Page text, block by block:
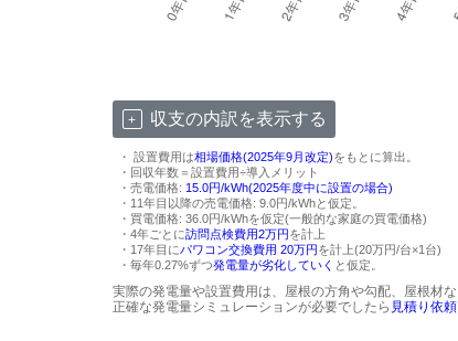
収支の内訳を表示する
・ 設置費用は相場価格(2025年9月改定)をもとに算出。
・回収年数＝設置費用÷導入メリット
・売電価格: 15.0円/kWh(2025年度中に設置の場合)
・11年目以降の売電価格: 9.0円/kWhと仮定。
・買電価格: 36.0円/kWhを仮定(一般的な家庭の買電価格)
・4年ごとに訪問点検費用2万円を計上
・17年目にパワコン交換費用 20万円を計上(20万円/台×1台)
・毎年0.27%ずつ発電量が劣化していく と仮定。
実際の発電量や設置費用は、屋根の方角や勾配、屋根材な
正確な発電量シミュレーションが必要でしたら 見積り依頼